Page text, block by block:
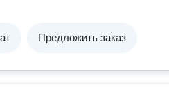
Предложить заказ